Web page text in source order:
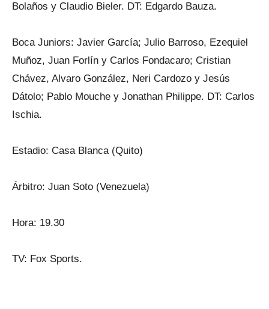
Bolaños y Claudio Bieler. DT: Edgardo Bauza.
Boca Juniors: Javier García; Julio Barroso, Ezequiel
Muñoz, Juan Forlín y Carlos Fondacaro; Cristian
Chávez, Alvaro González, Neri Cardozo y Jesús
Dátolo; Pablo Mouche y Jonathan Philippe. DT: Carlos
Ischia.
Estadio: Casa Blanca (Quito)
Árbitro: Juan Soto (Venezuela)
Hora: 19.30
TV: Fox Sports.